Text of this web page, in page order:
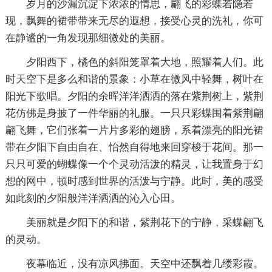
岁月的沙漏沉淀下浓浓的情思，翩飞的彩蝶若隐若
现，飘舞的裙带带来无尽的遐想，接受心灵的洗礼，你可
在静谧的一角发现那细微处的美丽。
夕阳西下，橘色的斜阳笼罩着大地，照耀着人们。此
时天空下是多么和谐的景象：小草在微风中轻舞，树叶在
阳光下歌唱。夕阳的余晖洋洋洒洒的落在紫荆树上，紫荆
花仿佛是身披了一件华丽的礼服。一只只彩蝶围着紫荆翩
翩飞舞，它们张着一片片多彩的翅膀，系着漂亮的阳光裙
带在夕阳下自由自在、怡然自得地来回穿梭于花间。那一
只只可爱的蝴蝶像一个个灵动活泼的精灵，让我置身于幻
想的网中，顿时感到世界的活泼与宁静。此时，美的感受
如此刻的夕阳般洋洋洒洒的沁入心田。
美丽就是夕阳下的和谐，紫荆花下的宁静，采蝶翩飞
的灵动。
夜幕临近，没有凉风拂面。天空中还飘着几缕彩霞。